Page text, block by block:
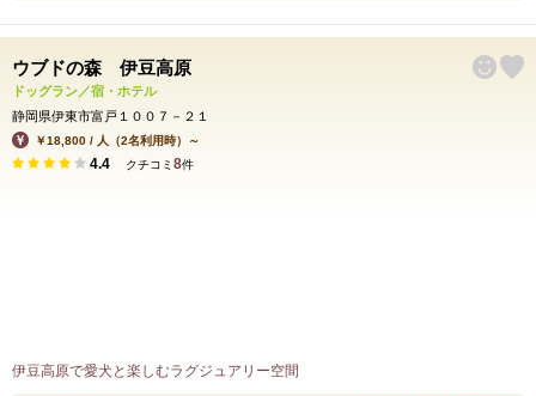
ウブドの森 伊豆高原
ドッグラン／宿・ホテル
静岡県伊東市富戸１００７－２１
￥18,800 / 人（2名利用時）～
4.4 クチコミ 8件
伊豆高原で愛犬と楽しむラグジュアリー空間